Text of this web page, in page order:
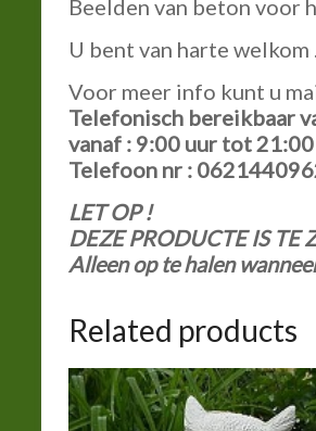
Beelden van beton voor
U bent van harte welkom
Voor meer info kunt u
Telefonisch bereikbaar
vanaf : 9:00 uur tot 21:00
Telefoon nr :
LET OP !
DEZE PRODUCTE IS TE
Alleen op te halen
Related products